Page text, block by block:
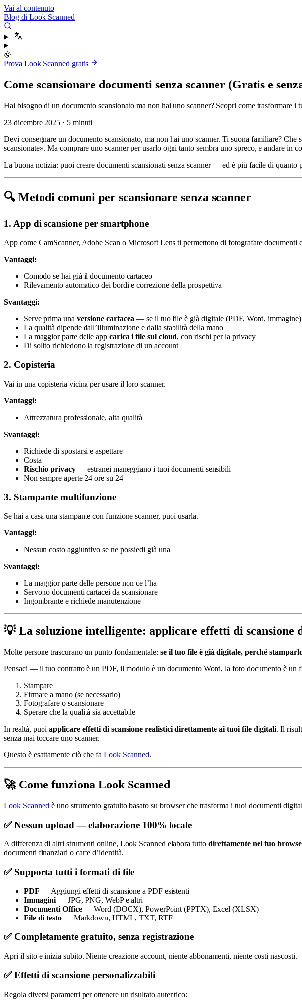
Vai al contenuto
Blog di Look Scanned
Prova Look Scanned gratis
Come scansionare documenti senza scanner (Gratis e
Hai bisogno di un documento scansionato ma non hai uno scanner? Scopri come
23 dicembre 2025 · 5 minuti
Devi consegnare un documento scansionato, ma non hai uno scanner. Ti suona familiare?
scansionate». Ma comprare uno scanner per usarlo ogni tanto sembra uno spreco, e andare in
La buona notizia: puoi creare documenti scansionati senza scanner — ed è più facile di quanto
🔍 Metodi comuni per scansionare senza scanner
1. App di scansione per smartphone
App come CamScanner, Adobe Scan o Microsoft Lens ti permettono di fotografare documenti
Vantaggi:
Comodo se hai già il documento cartaceo
Rilevamento automatico dei bordi e correzione della prospettiva
Svantaggi:
Serve prima una versione cartacea — se il tuo file è già digitale (PDF, Word,
La qualità dipende dall’illuminazione e dalla stabilità della mano
La maggior parte delle app carica i file sul cloud, con rischi per la privacy
Di solito richiedono la registrazione di un account
2. Copisteria
Vai in una copisteria vicina per usare il loro scanner.
Vantaggi:
Attrezzatura professionale, alta qualità
Svantaggi:
Richiede di spostarsi e aspettare
Costa
Rischio privacy — estranei maneggiano i tuoi documenti sensibili
Non sempre aperte 24 ore su 24
3. Stampante multifunzione
Se hai a casa una stampante con funzione scanner, puoi usarla.
Vantaggi:
Nessun costo aggiuntivo se ne possiedi già una
Svantaggi:
La maggior parte delle persone non ce l’ha
Servono documenti cartacei da scansionare
Ingombrante e richiede manutenzione
💡 La soluzione intelligente: applicare effetti di
Molte persone trascurano un punto fondamentale: se il tuo file è già digitale, perché
Pensaci — il tuo contratto è un PDF, il modulo è un documento Word, la foto documento è un
Stampare
Firmare a mano (se necessario)
Fotografare o scansionare
Sperare che la qualità sia accettabile
In realtà, puoi applicare effetti di scansione realistici direttamente ai tuoi file digitali. Il
senza mai toccare uno scanner.
Questo è esattamente ciò che fa Look Scanned.
🚀 Come funziona Look Scanned
Look Scanned è uno strumento gratuito basato su browser che trasforma i tuoi documenti
✅ Nessun upload — elaborazione 100% locale
A differenza di altri strumenti online, Look Scanned elabora tutto direttamente nel tuo
documenti finanziari o carte d’identità.
✅ Supporta tutti i formati di file
PDF — Aggiungi effetti di scansione a PDF esistenti
Immagini — JPG, PNG, WebP e altri
Documenti Office — Word (DOCX), PowerPoint (PPTX), Excel (XLSX)
File di testo — Markdown, HTML, TXT, RTF
✅ Completamente gratuito, senza registrazione
Apri il sito e inizia subito. Niente creazione account, niente abbonamenti, niente costi nascosti.
✅ Effetti di scansione personalizzabili
Regola diversi parametri per ottenere un risultato autentico: